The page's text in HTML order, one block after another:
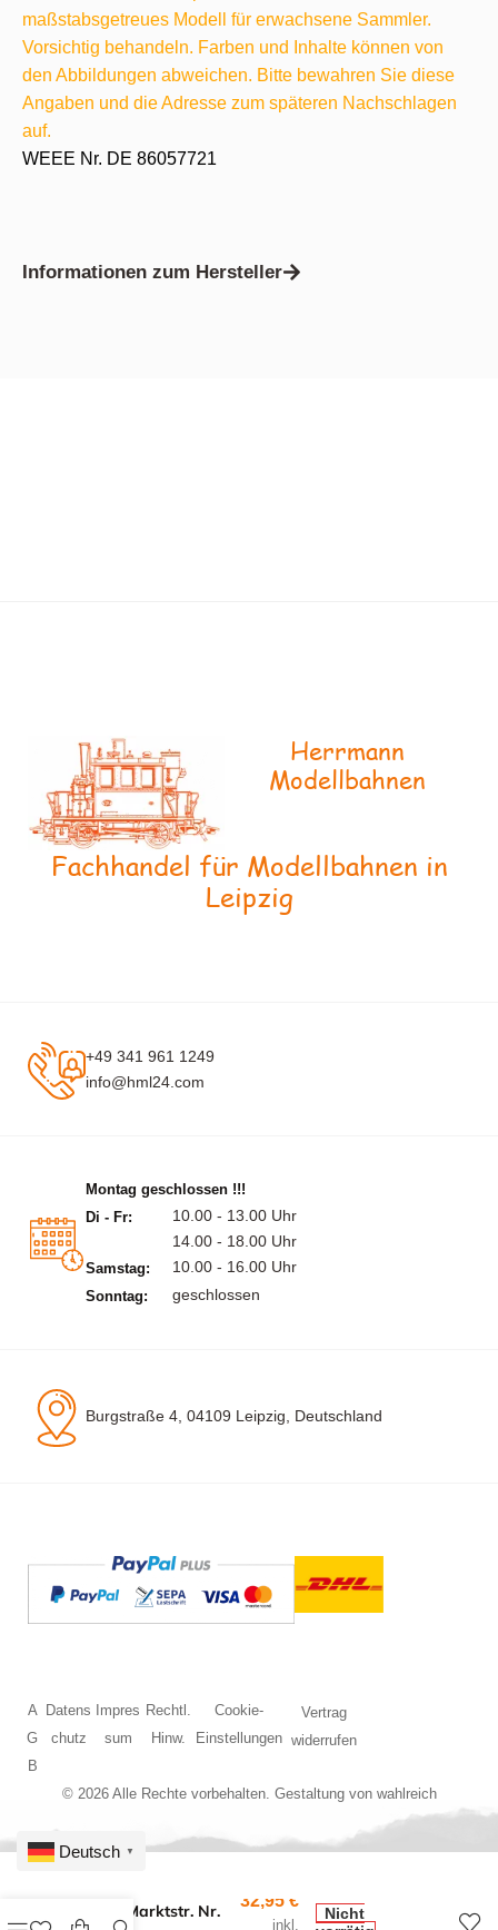
maßstabsgetreues Modell für erwachsene Sammler.
Vorsichtig behandeln. Farben und Inhalte können von
den Abbildungen abweichen. Bitte bewahren Sie diese
Angaben und die Adresse zum späteren Nachschlagen
auf.
WEEE Nr. DE 86057721
Informationen zum Hersteller
Herrmann
Modellbahnen
Fachhandel für Modellbahnen in
Leipzig
+49 341 961 1249
info@hml24.com
Montag geschlossen !!!
Di - Fr:
10.00 - 13.00 Uhr
14.00 - 18.00 Uhr
Samstag: 10.00 - 16.00 Uhr
Sonntag: geschlossen
Burgstraße 4, 04109 Leipzig, Deutschland
© 2026 Alle Rechte vorbehalten. Gestaltung von wahlreich
A
G
B
Datens
chutz
Impres
sum
Rechtl.
Hinw.
Cookie-
Einstellungen
Vertrag
widerrufen
N Post Marktstr. Nr.
32,95 €
inkl.
Nicht
Deutsch ▼